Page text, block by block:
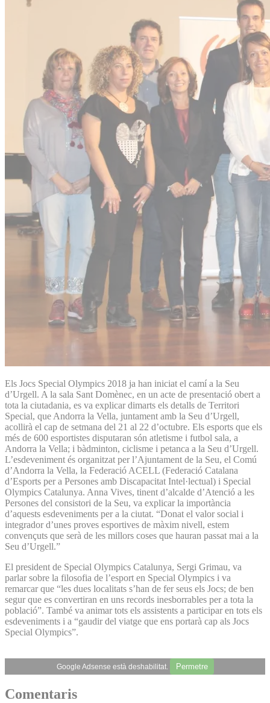
Els Jocs Special Olympics 2018 ja han iniciat el camí a la Seu
d’Urgell. A la sala Sant Domènec, en un acte de presentació obert a
tota la ciutadania, es va explicar dimarts els detalls de Territori
Special, que Andorra la Vella, juntament amb la Seu d’Urgell,
acollirà el cap de setmana del 21 al 22 d’octubre. Els esports que els
més de 600 esportistes disputaran són atletisme i futbol sala, a
Andorra la Vella; i bàdminton, ciclisme i petanca a la Seu d’Urgell.
L’esdeveniment és organitzat per l’Ajuntament de la Seu, el Comú
d’Andorra la Vella, la Federació ACELL (Federació Catalana
d’Esports per a Persones amb Discapacitat Intel·lectual) i Special
Olympics Catalunya. Anna Vives, tinent d’alcalde d’Atenció a les
Persones del consistori de la Seu, va explicar la importància
d’aquests esdeveniments per a la ciutat. “Donat el valor social i
integrador d’unes proves esportives de màxim nivell, estem
convençuts que serà de les millors coses que hauran passat mai a la
Seu d’Urgell.”
El president de Special Olympics Catalunya, Sergi Grimau, va
parlar sobre la filosofia de l’esport en Special Olympics i va
remarcar que “les dues localitats s’han de fer seus els Jocs; de ben
segur que es convertiran en uns records inesborrables per a tota la
població”. També va animar tots els assistents a participar en tots els
esdeveniments i a “gaudir del viatge que ens portarà cap als Jocs
Special Olympics”.
Google Adsense està deshabilitat. Permetre
Comentaris